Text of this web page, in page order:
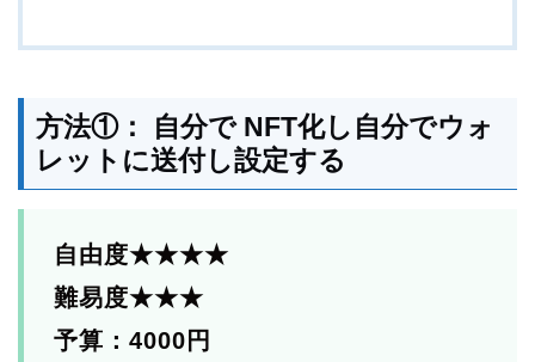
方法①： 自分で NFT化し自分でウォ
レットに送付し設定する
自由度★★★★
難易度★★★
予算：4000円